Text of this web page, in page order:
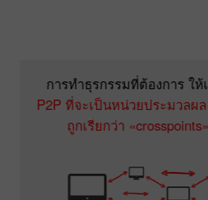
การทำธุรกรรมที่ต้องการ ให้
P2P ที่จะเป็นหน่วยประมวลผ
ถูกเรียกว่า